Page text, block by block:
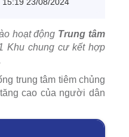
15:19 23/08/2024
hoạt động Trung tâm
Khu chung cư kết hợp
trung tâm tiêm chủng
cao của người dân